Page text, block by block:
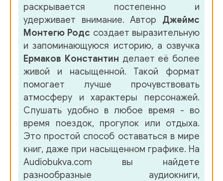
раскрывается постепенно и
удерживает внимание. Автор Джеймс
Монтегю Родс создает выразительную
и запоминающуюся историю, а озвучка
Ермаков Константин делает её более
живой и насыщенной. Такой формат
помогает лучше прочувствовать
атмосферу и характеры персонажей.
Слушать удобно в любое время - во
время поездок, прогулок или отдыха.
Это простой способ оставаться в мире
книг, даже при насыщенном графике. На
Audiobukva.com вы найдете
разнообразные аудиокниги,